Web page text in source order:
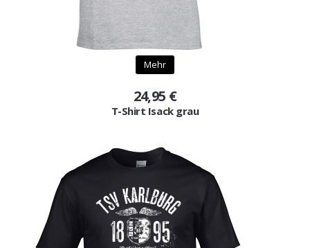
Mehr
24,95 €
T-Shirt Isack grau